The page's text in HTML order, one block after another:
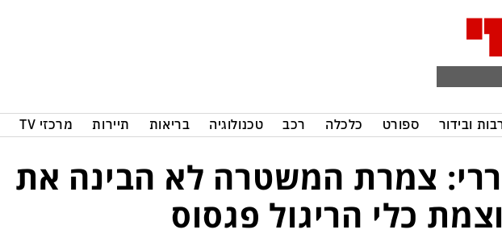
ובידור ספורט כלכלה רכב טכנולוגיה בריאות תיירות מרכזי TV
צמרת המשטרה לא הבינה את
כלי הריגול פגסוס